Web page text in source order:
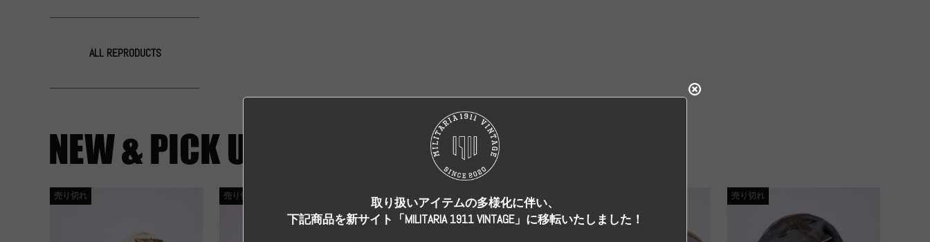
ALL REPRODUCTS
売り切れ 売り切れ 売り切れ 売り切れ
取り扱いアイテムの多様化に伴い、
下記商品を新サイト「MILITARIA 1911 VINTAGE」に移転いたしました！